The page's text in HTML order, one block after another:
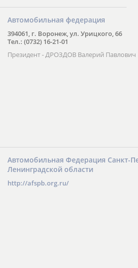
Автомобильная федерация
394061, г. Воронеж, ул. Урицкого, 66
Тел.: (0732) 16-21-01
Президент - ДРОЗДОВ Валерий Павлович
Автомобильная Федерация Санкт-
Ленинградской области
http://afspb.org.ru/